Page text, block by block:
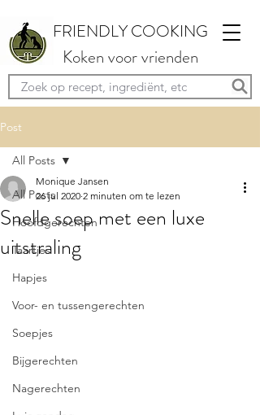
FRIENDLY COOKING
Koken voor vrienden
Post
All Posts
Hoofdgerechten
Taartjes
Hapjes
Voor- en tussengerechten
Soepjes
Bijgerechten
Nagerechten
All Posts
Snelle soep met een luxe
uitstraling
Monique Jansen
26 jul 2020 2 minuten om te lezen